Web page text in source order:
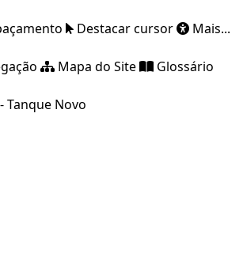
Destacar cursor
Mais...
Mapa do Site Glossário
Tanque Novo